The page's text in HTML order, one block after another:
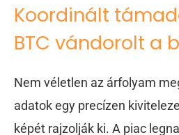
Koordinált
BTC vándorolt a
Nem véletlen az árfolyam
adatok egy precízen
képét rajzolják ki. A piac